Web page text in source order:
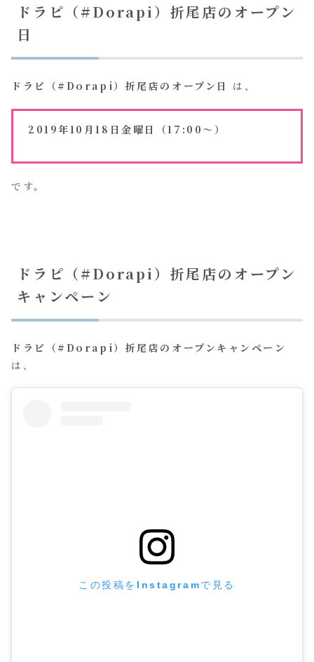
ドラピ（#Dorapi）折尾店のオープン
日
ドラピ（#Dorapi）折尾店のオープン日 は、
2019年10月18日金曜日（17:00～）
です。
ドラピ（#Dorapi）折尾店のオープン
キャンペーン
ドラピ（#Dorapi）折尾店のオープンキャンペーン
は、
この投稿をInstagramで見る